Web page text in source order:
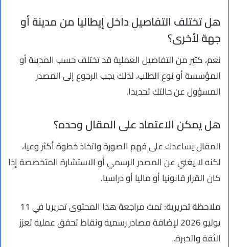
هل تختلف التفاصيل داخل إيطاليا من مدينة أو
جهة لأخرى؟
نعم، كثير من التفاصيل العملية قد تختلف حسب المدينة أو
المؤسسة أو نوع الطلب، لذلك يجب الرجوع إلى المصدر
المسؤول عن حالتك تحديدا.
هل يمكن الاعتماد على المقال وحده؟
المقال يساعدك على فهم الصورة واتخاذ خطوة أكثر وعيا،
لكنه لا يغني عن المصدر الرسمي أو الاستشارة المتخصصة إذا
كان القرار قانونيا أو ماليا أو دراسيا.
ملاحظة تحريرية:
تمت مراجعة هذا المحتوى تحريريا في 11
يوليو 2026 لإضافة مصادر رسمية ونقاط تحقق عملية تعزز
الثقة والخبرة.